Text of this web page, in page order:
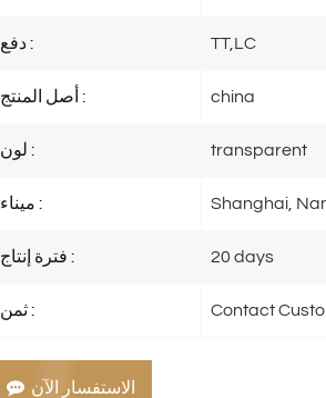
دفع : TT,LC
أصل المنتج : china
لون : transparent
ميناء : Shanghai,
فترة إنتاج : 20 days
ثمن : Contact
الاستفسار الآن